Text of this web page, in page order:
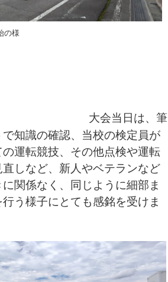
の様
大会当日は、筆
知識の確認、当校の検定員が
の運転競技、その他点検や運転
しなど、新人やベテランなど
関係なく、同じように細部ま
う様子にとても感銘を受けま